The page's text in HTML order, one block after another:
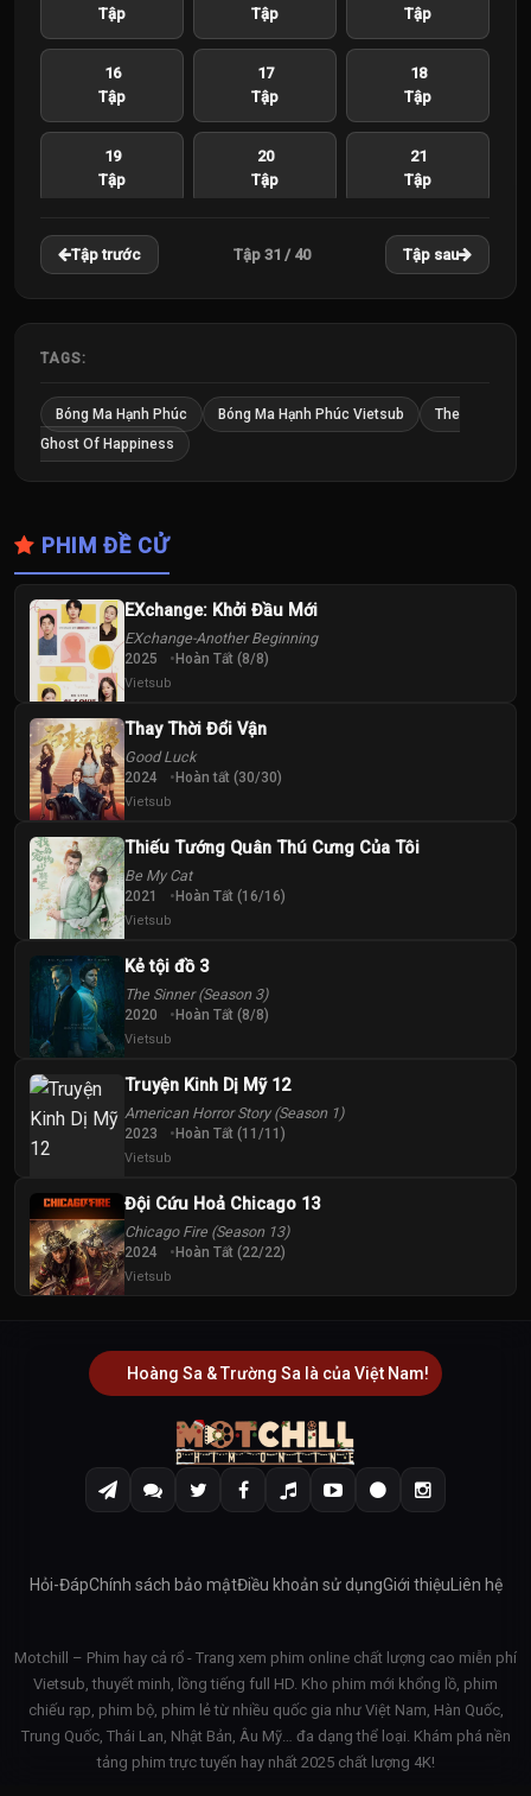
Tập
Tập
Tập
16
Tập
17
Tập
18
Tập
19
Tập
20
Tập
21
Tập
22
Tập
Tập
24
Tập
25
26
27
28
Tập
29
Tập
30
Tập
34
Tập
37
Tập
38
40
Tập
Tập trước Tập 31 / 40 Tập sau
TAGS:
Bóng Ma Hạnh Phúc Bóng Ma Hạnh Phúc Vietsub
The
Ghost Of Happiness
PHIM ĐỀ CỬ
EXchange: Khởi Đầu Mới
EXchange-Another Beginning
2025 Hoàn Tất (8/8)
Vietsub
Thay Thời Đổi Vận
Good Luck
2024 Hoàn tất (30/30)
Vietsub
Thiếu Tướng Quân Thú Cưng Của Tôi
Be My Cat
2021 Hoàn Tất (16/16)
Vietsub
Kẻ tội đồ 3
The Sinner (Season 3)
2020 Hoàn Tất (8/8)
Vietsub
Truyện Kinh Dị Mỹ 12
American Horror Story (Season 1)
2023 Hoàn Tất (11/11)
Vietsub
Đội Cứu Hoả Chicago 13
Chicago Fire (Season 13)
2024 Hoàn Tất (22/22)
Vietsub
Hoàng Sa & Trường Sa là của Việt Nam!
Hỏi-ĐápChính sách bảo mậtĐiều khoản sử dụngGiới thiệu Liên hệ
Motchill – Phim hay cả rổ - Trang xem phim online chất lượng cao miễn phí
Vietsub, thuyết minh, lồng tiếng full HD. Kho phim mới khổng lồ, phim
chiếu rạp, phim bộ, phim lẻ từ nhiều quốc gia như Việt Nam, Hàn Quốc,
Trung Quốc, Thái Lan, Nhật Bản, Âu Mỹ… đa dạng thể loại. Khám phá nền
tảng phim trực tuyến hay nhất 2025 chất lượng 4K!